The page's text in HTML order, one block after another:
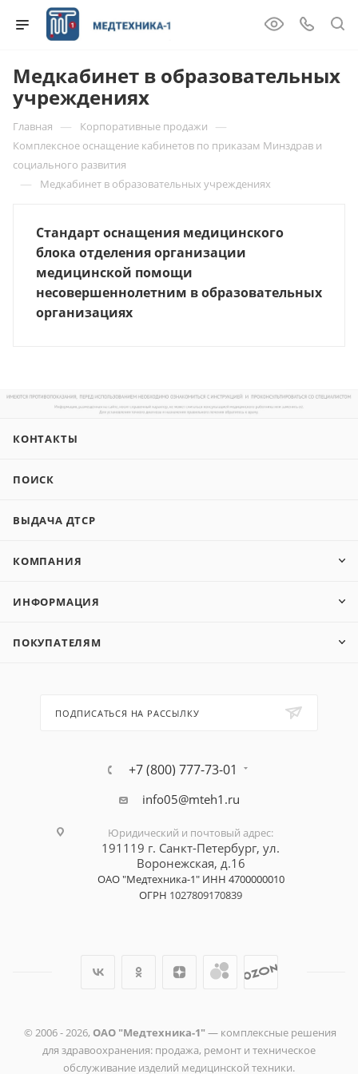
Медкабинет в образовательных
учреждениях
Главная — Корпоративные продажи —
Комплексное оснащение кабинетов по приказам Минздрав и
социального развития
— Медкабинет в образовательных учреждениях
Стандарт оснащения медицинского
блока отделения организации
медицинской помощи
несовершеннолетним в образовательных
организациях
КОНТАКТЫ
ПОИСК
ВЫДАЧА ДТСР
КОМПАНИЯ
ИНФОРМАЦИЯ
ПОКУПАТЕЛЯМ
ПОДПИСАТЬСЯ НА РАССЫЛКУ
+7 (800) 777-73-01
info05@mteh1.ru
Юридический и почтовый адрес:
191119 г. Санкт-Петербург, ул.
Воронежская, д.16
ОАО "Медтехника-1" ИНН 4700000010
ОГРН 1027809170839
© 2006 -2026, ОАО "Медтехника-1"— комплексные решения
для здравоохранения: продажа, ремонт и техническое
обслуживание изделий медицинской техники.